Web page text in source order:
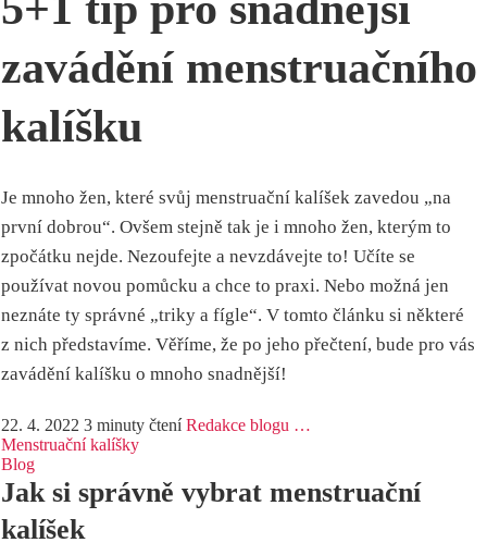
zavádění menstruačního
kalíšku
Je mnoho žen, které svůj menstruační kalíšek zavedou „na
první dobrou“. Ovšem stejně tak je i mnoho žen, kterým to
zpočátku nejde. Nezoufejte a nevzdávejte to! Učíte se
používat novou pomůcku a chce to praxi. Nebo možná jen
neznáte ty správné „triky a fígle“. V tomto článku si některé
z nich představíme. Věříme, že po jeho přečtení, bude pro vás
zavádění kalíšku o mnoho snadnější!
22. 4. 2022 3 minuty čtení Redakce blogu …
Menstruační kalíšky
Blog
Jak si správně vybrat menstruační
kalíšek